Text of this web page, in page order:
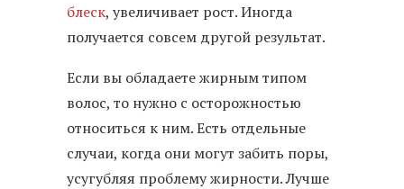
блеск, увеличивает рост. Иногда
получается совсем другой результат.
Если вы обладаете жирным типом
волос, то нужно с осторожностью
относиться к ним. Есть отдельные
случаи, когда они могут забить поры,
усугубляя проблему жирности. Лучше